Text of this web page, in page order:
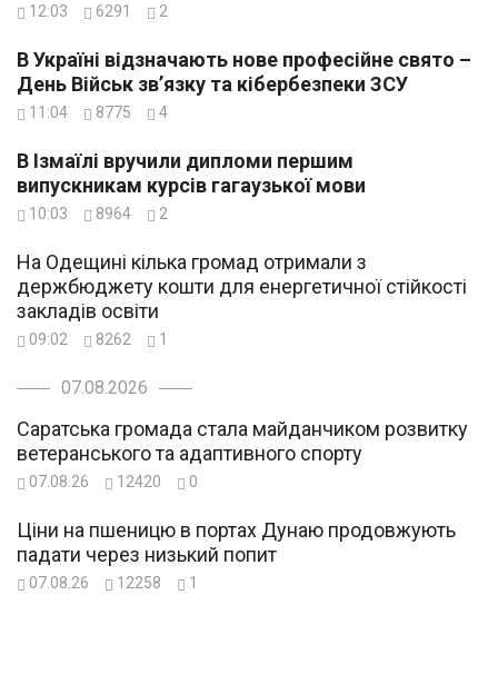
12:03 6291 2
В Україні відзначають нове професійне свято –
День Військ зв’язку та кібербезпеки ЗСУ
11:04 8775 4
В Ізмаїлі вручили дипломи першим
випускникам курсів гагаузької мови
10:03 8964 2
На Одещині кілька громад отримали з
держбюджету кошти для енергетичної стійкості
закладів освіти
09:02 8262 1
07.08.2026
Саратська громада стала майданчиком розвитку
ветеранського та адаптивного спорту
07.08.26 12420 0
Ціни на пшеницю в портах Дунаю продовжують
падати через низький попит
07.08.26 12258 1